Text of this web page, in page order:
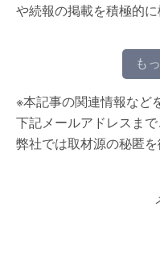
や続報の掲載を積極的に
も
※本記事の関連情報など
下記メールアドレスま
弊社では取材源の秘匿を